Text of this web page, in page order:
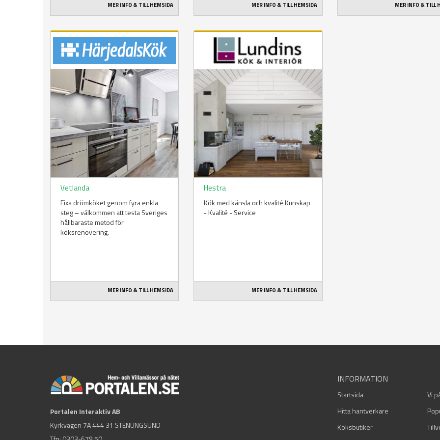
MER INFO & TILL HEMSIDA MER INFO & TILL HEMSIDA MER INFO & TILL
Vetlanda
Fixa drömköket genom fyra enkla
steg – välkommen att testa Sveriges
hållbaraste metod för
köksrenovering.
MER INFO & TILL HEMSIDA
Hestra
Kök med känsla och kvalité Kunskap
- Kvalité - Service
MER INFO & TILL HEMSIDA
Portalen Interaktiv AB
Kyrkvägen 7A 444 31 STENUNGSUND
INFORMATION
Startsida Vi
Hitta hantverkare
Köksbutiker